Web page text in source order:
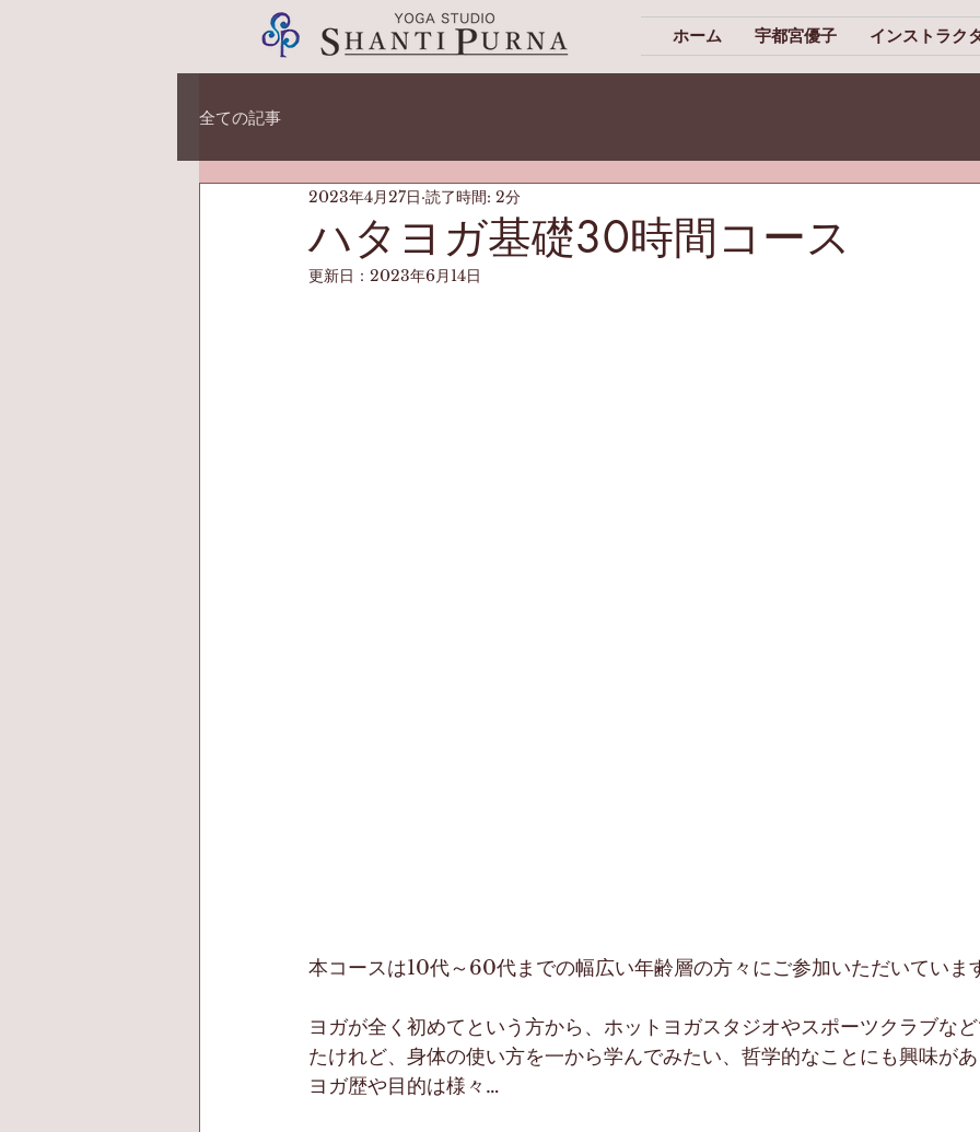
ホーム 宇都宮優子 インストラク
全ての記事
ハタヨガ基礎30時間コース
2023年4月27日 読了時間: 2分
更新日： 2023年6月14日
本コースは10代～60代までの幅広い年齢層の方々にご参加いただいていま
ヨガが全く初めてという方から、ホットヨガスタジオやスポーツクラブな
たけれど、身体の使い方を一から学んでみたい、哲学的なことにも興味が
ヨガ歴や目的は様々…